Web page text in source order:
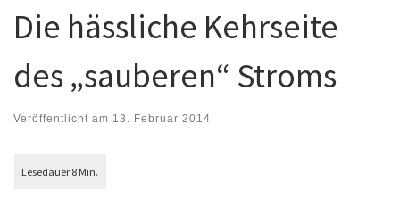
Die hässliche Kehrseite
des „sauberen“ Stroms
Veröffentlicht am 13. Februar 2014